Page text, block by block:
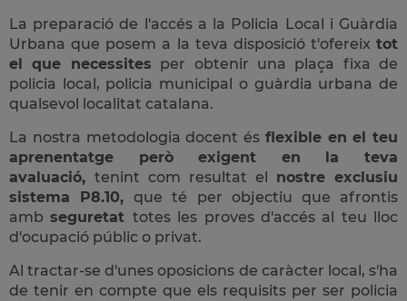
La preparació de l'accés a la Policia Local i Guàrdia
Urbana que posem a la teva disposició t'ofereix tot
el que necessites per obtenir una plaça fixa de
policia local, policia municipal o guàrdia urbana de
qualsevol localitat catalana.
La nostra metodologia docent és flexible en el teu
aprenentatge però exigent en la teva
avaluació, tenint com resultat el nostre exclusiu
sistema P8.10,que té per objectiu que afrontis
ambseguretat totes les proves d'accés al teu lloc
d'ocupació públic o privat.
Al tractar-se d'unes oposicions de caràcter local, s'ha
de tenir en compte que els requisits per ser policia